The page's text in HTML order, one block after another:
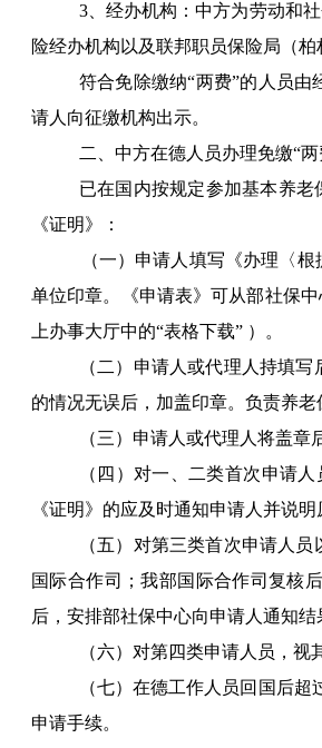
3 、经办机构：中方为劳动和
险经办机构以及联邦职员保险局（柏
符合免除缴纳“两费”的人员
请人向征缴机构出示。
二、中方在德人员办理免缴“
已在国内按规定参加基本养
《证明》：
（一）申请人填写《办理〈根
单位印章。《申请表》可从部社保
上办事大厅中的“表格下载” ）。
（二）申请人或代理人持填
的情况无误后，加盖印章。负责养
（三）申请人或代理人将盖
（四）对一、二类首次申请
《证明》的应及时通知申请人并说明
（五）对第三类首次申请人
国际合作司；我部国际合作司复核
后，安排部社保中心向申请人通知
（六）对第四类申请人员，
（七）在德工作人员回国后超
申请手续。